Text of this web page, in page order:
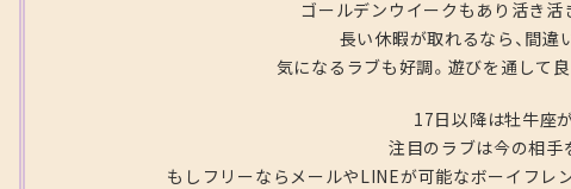
ゴールデンウイークもあり活き活
長い休暇が取れるなら、間違
気になるラブも好調。遊びを通して
17日以降は牡牛座
注目のラブは今の相手
もしフリーならメールやLINEが可能なボーイフレ